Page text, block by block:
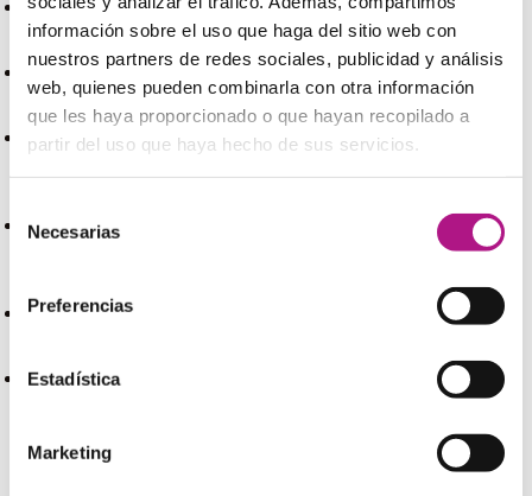
información sobre el uso que haga del sitio web con
nuestros partners de redes sociales, publicidad y análisis
web, quienes pueden combinarla con otra información
que les haya proporcionado o que hayan recopilado a
partir del uso que haya hecho de sus servicios.
Necesarias
Preferencias
Estadística
Marketing
That’s fine, keep the change– Quédese el cambio
The change is not correct– El cambio no está bien
Can you give me an invoice/receipt?
factura/recibo?
– ¿Necesita
– Quiero una hoja de